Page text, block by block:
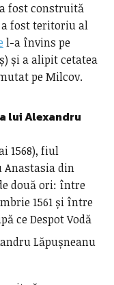
fost construită
a fost teritoriu al
l-a învins pe
și a alipit cetatea
pe Milcov.
luiAlexandru
1568), fiul
Anastasia din
două ori: între
1561 și între
ce Despot Vodă